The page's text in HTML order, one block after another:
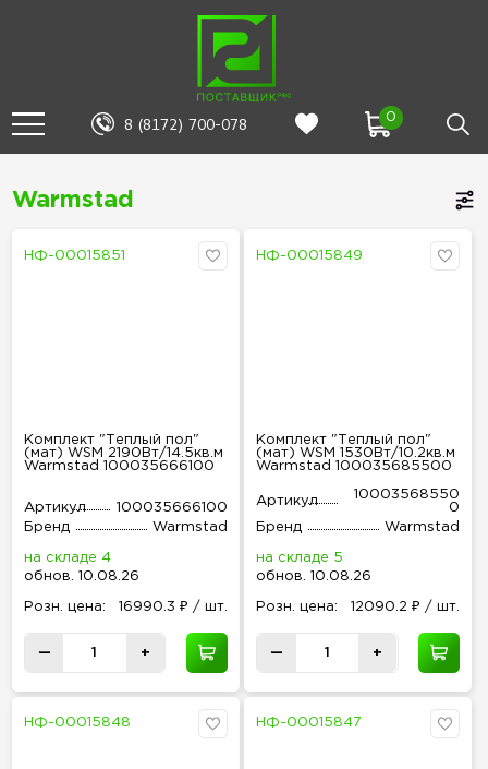
8 (8172) 700-078 0
Warmstad
НФ-00015851
Комплект "Теплый пол"
(мат) WSM 2190Вт/14.5кв.м
Warmstad 100035666100
Артикул
100035666100
Бренд
Warmstad
на складе 4
обнов
10.08.26
Розн. цена: 16990.3 ₽ / шт.
— +
НФ-00015849
Комплект "Теплый пол"
(мат) WSM 1530Вт/10.2кв.м
Warmstad 100035685500
Артикул
10003568550
0
Бренд
Warmstad
на складе 5
обнов
10.08.26
Розн. цена: 12090.2 ₽ / шт.
— +
НФ-00015848 НФ-00015847